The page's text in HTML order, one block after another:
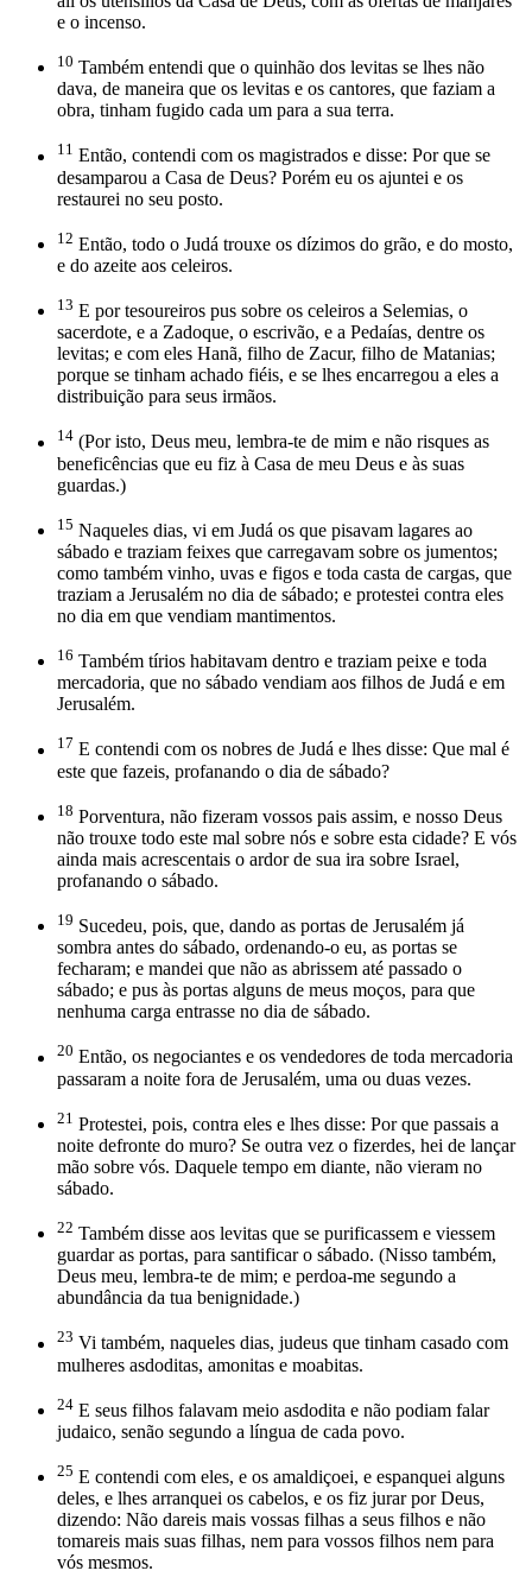
e o incenso.
10 Também entendi que o quinhão dos levitas se lhes não
dava, de maneira que os levitas e os cantores, que faziam a
obra, tinham fugido cada um para a sua terra.
11 Então, contendi com os magistrados e disse: Por que se
desamparou a Casa de Deus? Porém eu os ajuntei e os
restaurei no seu posto.
12 Então, todo o Judá trouxe os dízimos do grão, e do mosto,
e do azeite aos celeiros.
13 E por tesoureiros pus sobre os celeiros a Selemias, o
sacerdote, e a Zadoque, o escrivão, e a Pedaías, dentre os
levitas; e com eles Hanã, filho de Zacur, filho de Matanias;
porque se tinham achado fiéis, e se lhes encarregou a eles a
distribuição para seus irmãos.
14 (Por isto, Deus meu, lembra-te de mim e não risques as
beneficências que eu fiz à Casa de meu Deus e às suas
guardas.)
15 Naqueles dias, vi em Judá os que pisavam lagares ao
sábado e traziam feixes que carregavam sobre os jumentos;
como também vinho, uvas e figos e toda casta de cargas, que
traziam a Jerusalém no dia de sábado; e protestei contra eles
no dia em que vendiam mantimentos.
16 Também tírios habitavam dentro e traziam peixe e toda
mercadoria, que no sábado vendiam aos filhos de Judá e em
Jerusalém.
17 E contendi com os nobres de Judá e lhes disse: Que mal é
este que fazeis, profanando o dia de sábado?
18 Porventura, não fizeram vossos pais assim, e nosso Deus
não trouxe todo este mal sobre nós e sobre esta cidade? E vós
ainda mais acrescentais o ardor de sua ira sobre Israel,
profanando o sábado.
19 Sucedeu, pois, que, dando as portas de Jerusalém já
sombra antes do sábado, ordenando-o eu, as portas se
fecharam; e mandei que não as abrissem até passado o
sábado; e pus às portas alguns de meus moços, para que
nenhuma carga entrasse no dia de sábado.
20 Então, os negociantes e os vendedores de toda mercadoria
passaram a noite fora de Jerusalém, uma ou duas vezes.
21 Protestei, pois, contra eles e lhes disse: Por que passais a
noite defronte do muro? Se outra vez o fizerdes, hei de lançar
mão sobre vós. Daquele tempo em diante, não vieram no
sábado.
22 Também disse aos levitas que se purificassem e viessem
guardar as portas, para santificar o sábado. (Nisso também,
Deus meu, lembra-te de mim; e perdoa-me segundo a
abundância da tua benignidade.)
23 Vi também, naqueles dias, judeus que tinham casado com
mulheres asdoditas, amonitas e moabitas.
24 E seus filhos falavam meio asdodita e não podiam falar
judaico, senão segundo a língua de cada povo.
25 E contendi com eles, e os amaldiçoei, e espanquei alguns
deles, e lhes arranquei os cabelos, e os fiz jurar por Deus,
dizendo: Não dareis mais vossas filhas a seus filhos e não
tomareis mais suas filhas, nem para vossos filhos nem para
vós mesmos.